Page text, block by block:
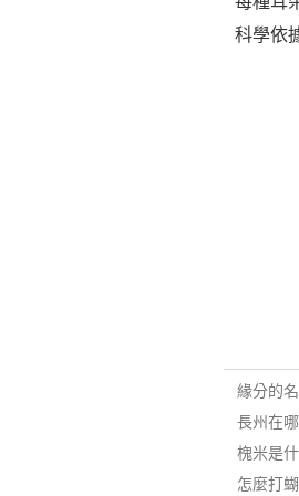
科學依
緣分的
長州在哪
槐米是
怎麼打